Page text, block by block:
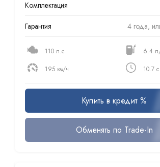
Комплектация
Гарантия 4 года,
110 л.с
6.4
195 км/ч
10.7
Купить в кредит %
Обменять по Trade-In